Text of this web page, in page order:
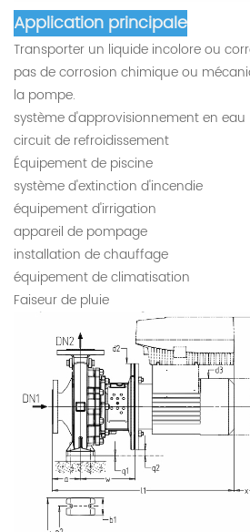
Application principale
Transporter un liquide incolore ou
pas de corrosion chimique ou
la pompe.
système d'approvisionnement en eau
circuit de refroidissement
Équipement de piscine
système d'extinction d'incendie
équipement d'irrigation
appareil de pompage
installation de chauffage
équipement de climatisation
Faiseur de pluie